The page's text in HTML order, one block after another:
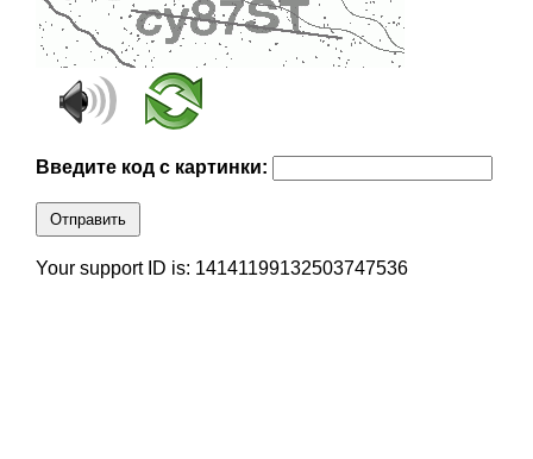
Введите код с картинки:
Отправить
Your support ID is: 14141199132503747536